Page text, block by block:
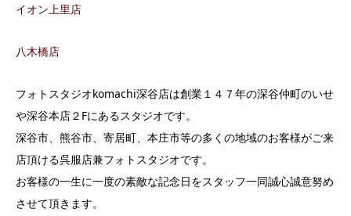
イオン上里店
八木橋店
フォトスタジオkomachi深谷店は創業１４７年の深谷仲町のいせ
や深谷本店２Fにあるスタジオです。
深谷市、熊谷市、寄居町、本庄市等の多くの地域のお客様がご来
店頂ける呉服店兼フォトスタジオです。
お客様の一生に一度の素敵な記念日をスタッフ一同誠心誠意努め
させて頂きます。